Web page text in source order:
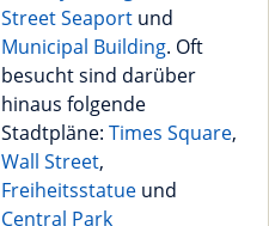
Street Seaport und
Municipal Building. Oft
besucht sind darüber
hinaus folgende
Stadtpläne: Times Square,
Wall Street,
Freiheitsstatue und
Central Park